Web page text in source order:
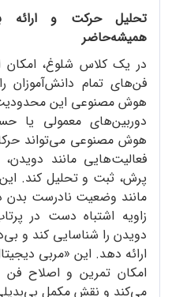
تحلیل حرکت و ارائه
همیشه‌حاضر
در یک کلاس شلوغ، امکان
فن‌های تمام دانش‌آموزان
هوش مصنوعی این محدودیت
دوربین‌های معمولی یا
هوش مصنوعی می‌تواند
فعالیت‌هایی مانند
پرش، ثبت و تحلیل کند.
مانند وضعیت نادرست بدن
زاویه اشتباه دست در
دویدن را شناسایی کند و
ارائه دهد. این «مربی
امکان تمرین و اصلاح فن
می‌کند و نقش مکمل